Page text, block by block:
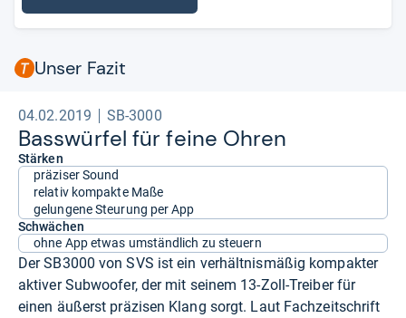
Unser Fazit
04.02.2019 SB-3000
Bass­wür­fel für feine Ohren
Stärken
präziser Sound
relativ kompakte Maße
gelungene Steurung per App
Schwächen
ohne App etwas umständlich zu steuern
Der SB3000 von SVS ist ein verhältnismäßig kompakter
aktiver Subwoofer, der mit seinem 13-Zoll-Treiber für
einen äußerst präzisen Klang sorgt. Laut Fachzeitschrift